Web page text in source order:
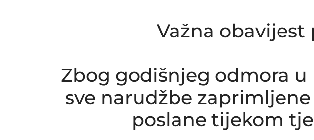
Važna
Zbog godišnjeg odmora u
sve narudžbe
poslane tijekom